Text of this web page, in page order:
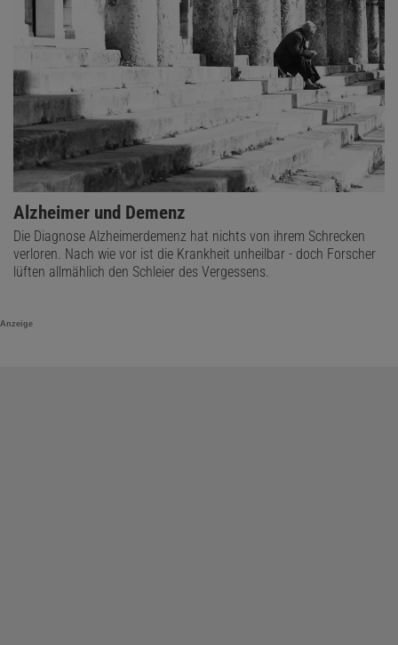
Alzheimer und Demenz
Die Diagnose Alzheimerdemenz hat nichts von ihrem Schrecken
verloren. Nach wie vor ist die Krankheit unheilbar - doch Forscher
lüften allmählich den Schleier des Vergessens.
Anzeige